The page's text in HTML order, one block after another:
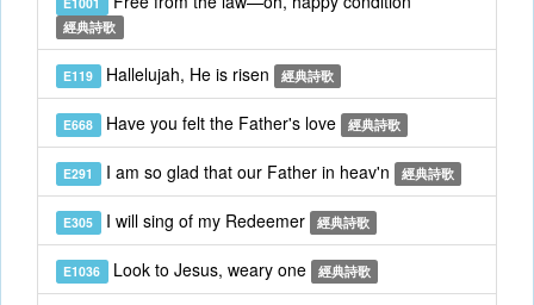
經典詩歌
E119 Hallelujah, He is risen 經典詩歌
E668 Have you felt the Father's love 經典詩歌
E291 I am so glad that our Father in heav'n 經典詩歌
E305 I will sing of my Redeemer 經典詩歌
E1036 Look to Jesus, weary one 經典詩歌